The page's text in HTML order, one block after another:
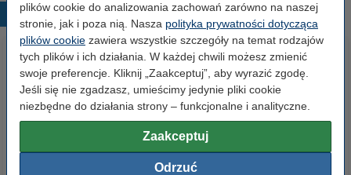
plików cookie do analizowania zachowań zarówno na naszej
stronie, jak i poza nią. Nasza polityka prywatności dotycząca
plików cookie zawiera wszystkie szczegóły na temat rodzajów
tych plików i ich działania. W każdej chwili możesz zmienić
swoje preferencje. Kliknij „Zaakceptuj”, aby wyrazić zgodę.
Jeśli się nie zgadzasz, umieścimy jedynie pliki cookie
niezbędne do działania strony – funkcjonalne i analityczne.
Zaakceptuj
Odrzuć
Popularne produkty
Papier ksero A4 80 g/m2 (2500